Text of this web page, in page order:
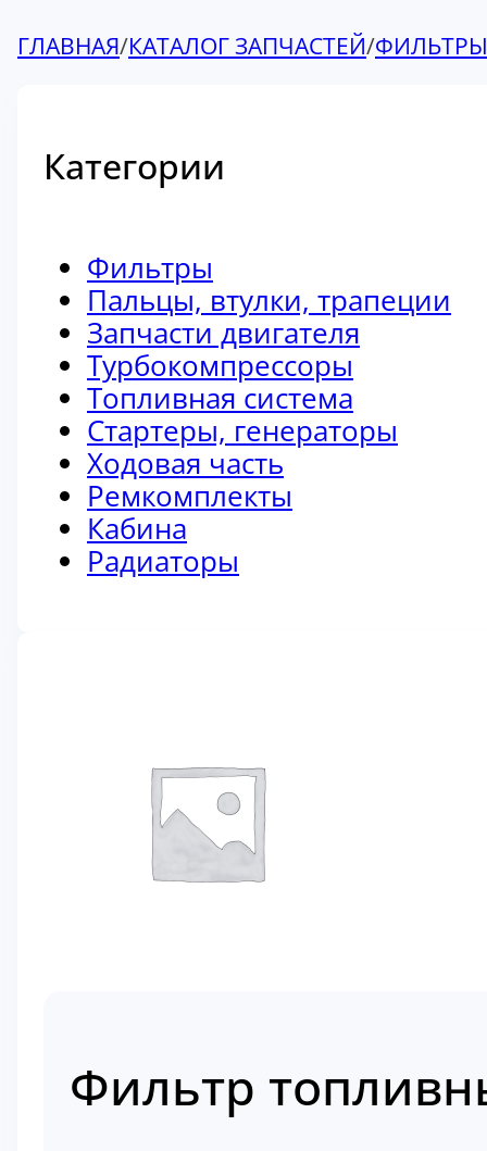
ГЛАВНАЯ/КАТАЛОГ ЗАПЧАСТЕЙ/ФИЛЬТРЫ
Категории
Фильтры
Пальцы, втулки, трапеции
Запчасти двигателя
Турбокомпрессоры
Топливная система
Стартеры, генераторы
Ходовая часть
Ремкомплекты
Кабина
Радиаторы
Фильтр